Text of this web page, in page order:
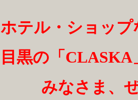
ホテル・ショッ
目黒の「
みなさま、